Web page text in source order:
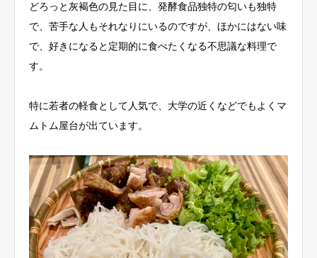
どろっと灰褐色の見た目に、発酵食品独特の匂いも独特
で、苦手な人もそれなりにいるのですが、ほかにはない味
で、好きになると定期的に食べたくなる不思議な料理で
す。
特に若者の軽食として人気で、大学の近くなどでもよくマ
ムトム屋台が出ています。